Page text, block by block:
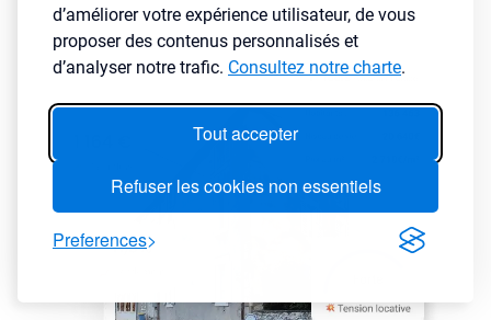
d’améliorer votre expérience utilisateur, de vous
proposer des contenus personnalisés et
d’analyser notre trafic. Consultez notre charte.
Tout accepter
Refuser les cookies non essentiels
Preferences